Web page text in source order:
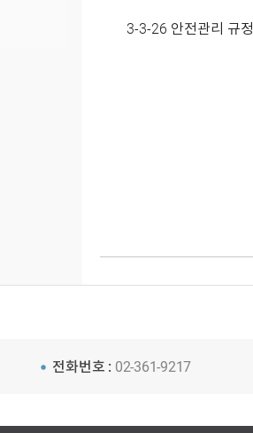
3-3-26 안전관리 규정
전화번호 : 02-361-9217